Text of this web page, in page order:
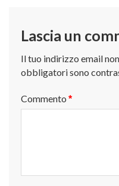
Lascia un
Il tuo indirizzo email
obbligatori sono
Commento *